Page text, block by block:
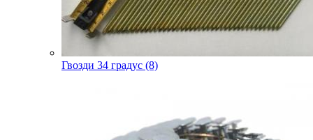
Гвозди 34 градус (8)